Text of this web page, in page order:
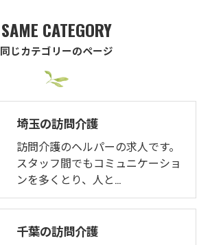
同じカテゴリーのページ
SAME CATEGORY
埼玉の訪問介護
訪問介護のヘルパーの求人です。
スタッフ間でもコミュニケーショ
ンを多くとり、人と…
千葉の訪問介護